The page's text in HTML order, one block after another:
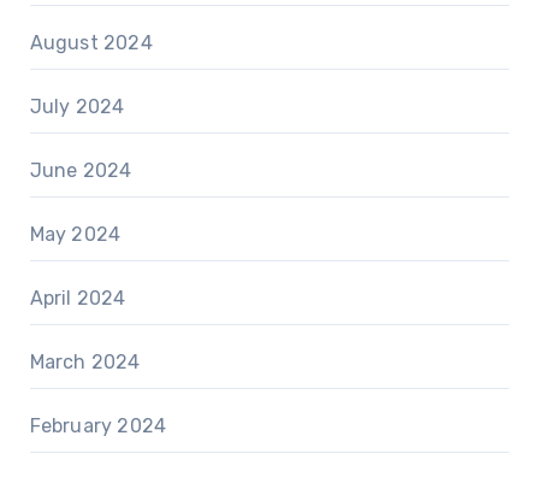
August 2024
July 2024
June 2024
May 2024
April 2024
March 2024
February 2024